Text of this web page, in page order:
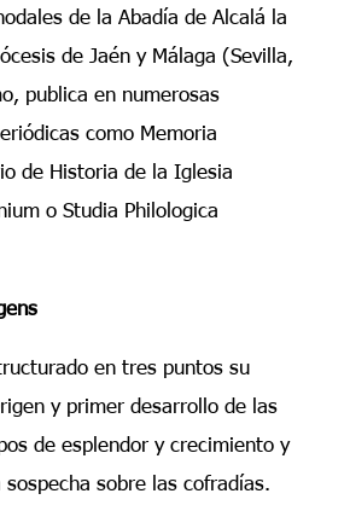
de la Abadía de Alcalá la
de Jaén y Málaga (Sevilla,
publica en numerosas
como Memoria
de Historia de la Iglesia
o Studia Philologica
en tres puntos su
y primer desarrollo de las
de esplendor y crecimiento y
sobre las cofradías.